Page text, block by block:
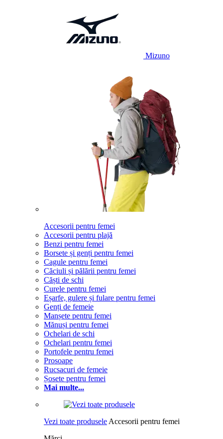
Mizuno
Accesorii pentru femei
Accesorii pentru plajă
Benzi pentru femei
Borsete și genți pentru femei
Cagule pentru femei
Căciuli și pălării pentru femei
Căști de schi
Curele pentru femei
Eșarfe, gulere și fulare pentru femei
Genți de femeie
Manșete pentru femei
Mănuși pentru femei
Ochelari de schi
Ochelari pentru femei
Portofele pentru femei
Prosoape
Rucsacuri de femeie
Șosete pentru femei
Mai multe...
Vezi toate produsele Accesorii pentru femei